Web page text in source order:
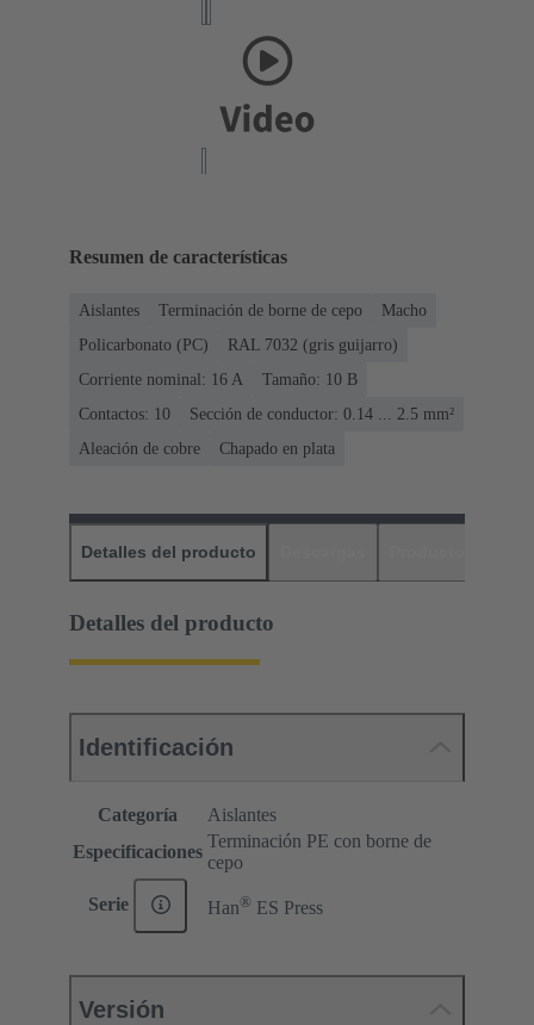
Resumen de características
Aislantes Terminación de borne de cepo
Macho
Policarbonato (PC)
RAL 7032 (gris guijarro)
Corriente nominal: ‌16 A
Tamaño: 10 B
Contactos: 10
Sección de conductor: 0.14 ... 2.5 mm²
Aleación de cobre
Chapado en plata
Detalles del producto
Detalles del producto
Identificación
Categoría
Aislantes
Especificaciones
Terminación PE con borne de
cepo
Serie Han® ES Press
Versión